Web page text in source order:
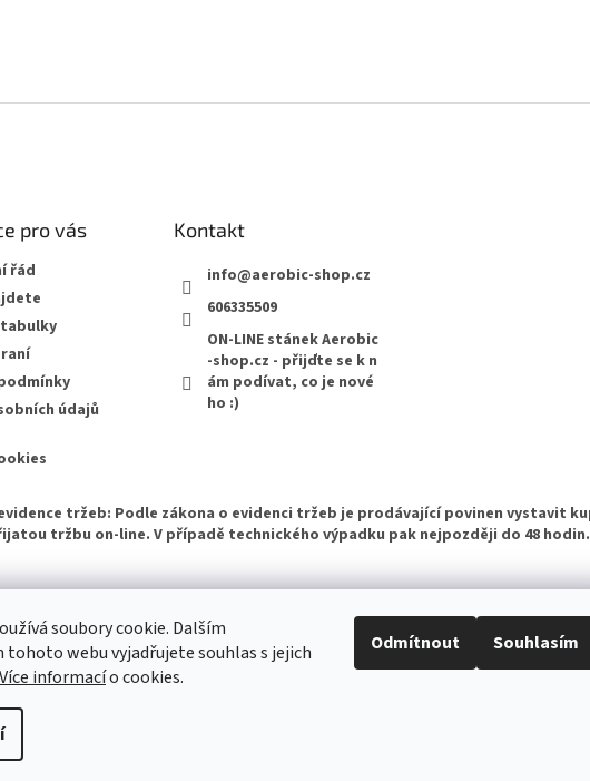
soubory cookie. Dalším
tohoto webu vyjadřujete souhlas s jejich
Více informacío cookies.
Odmítnout Souhlasím
pro vás
řád
údajů
Kontakt
info@aerobic-shop.cz
606335509
ON-LINE stánek Aerobic
-shop.cz - přijďte se k n
ám podívat, co je nové
ho :)
tržeb: Podle zákona o evidenci tržeb je prodávající povinen vystavit
tržbu on-line. V případě technického výpadku pak nejpozději do 48 hodin.